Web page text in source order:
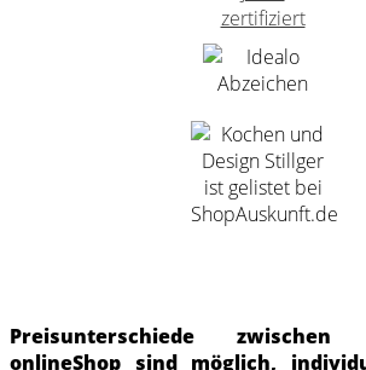
Preisunterschiede
onlineShop sind möglich,